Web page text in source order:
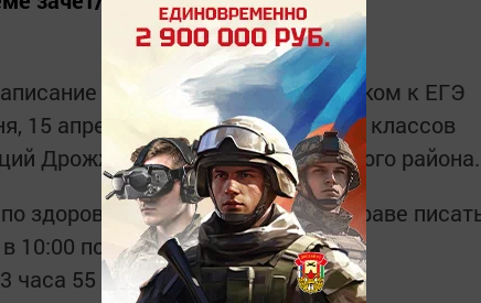
которого является допуском к ЕГЭ
15 апреля, 109 выпускников 11-х классов
Дрожжановского муниципального района.
здоровью вместо сочинения вправе
10:00 по местному времени, его
часа 55 минут. Для участников с